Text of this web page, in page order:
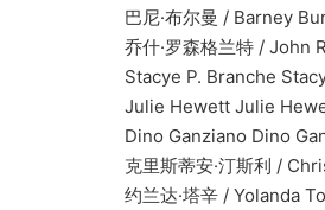
巴尼·布尔曼 / Barney
乔什·罗森格兰特 / John
Stacye P. Branche Stacye
Julie Hewett Julie
Dino Ganziano Dino
克里斯蒂安·汀斯利 /
约兰达·塔辛 / Yolanda